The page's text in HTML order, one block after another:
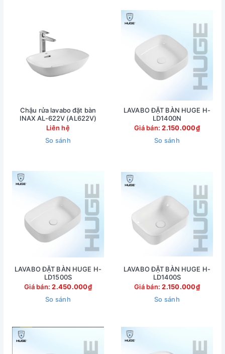
Chậu rửa lavabo đặt bàn
INAX AL-622V (AL622V)
Liên hệ
So sánh
LAVABO ĐẶT BÀN HUGE H-
LD1400N
Giá bán:2.150.000₫
So sánh
LAVABO ĐẶT BÀN HUGE H-
LD1500S
Giá bán:2.450.000₫
So sánh
LAVABO ĐẶT BÀN HUGE H-
LD1400S
Giá bán:2.150.000₫
So sánh